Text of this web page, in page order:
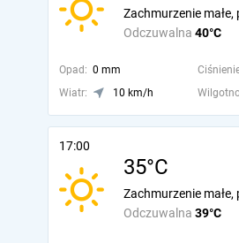
Odczuwalna 40°C
Zachmurzenie małe,
Opad: 0 mm
Wiatr:
10 km/h
17:00
35°C
Odczuwalna 39°C
Zachmurzenie małe,